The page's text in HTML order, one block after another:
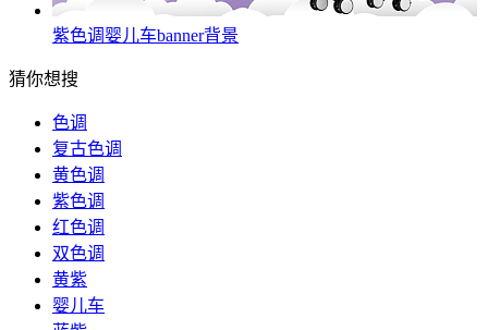
紫色调婴儿车banner背景
猜你想搜
色调
复古色调
黄色调
紫色调
红色调
双色调
黄紫
婴儿车